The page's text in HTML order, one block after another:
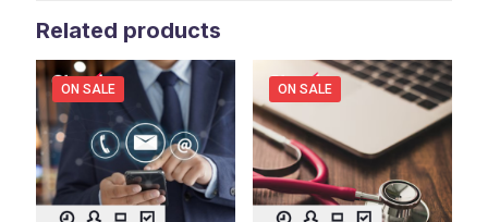
Related products
ON SALE ON SALE